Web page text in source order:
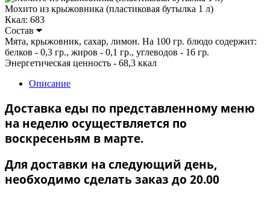
Мохито из крыжовника (пластиковая бутылка 1 л)
Ккал: 683
Состав
Мята, крыжовник, сахар, лимон. На 100 гр. блюдо содержит:
белков - 0,3 гр., жиров - 0,1 гр., углеводов - 16 гр.
Энергетическая ценность - 68,3 ккал
Описание
Доставка еды по представленному меню
на неделю осуществляется по
воскресеньям в марте.
Для доставки на следующий день,
необходимо сделать заказ до 20.00